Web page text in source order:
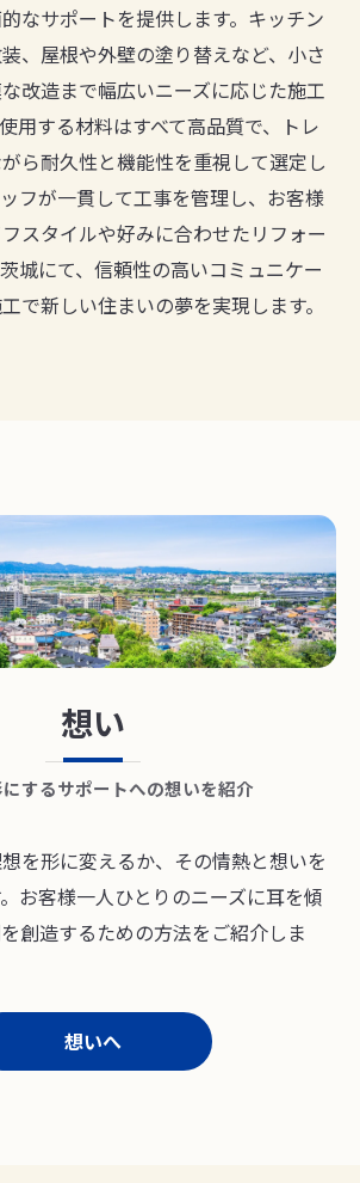
なサポートを提供します。キッチン
、屋根や外壁の塗り替えなど、小さ
改造まで幅広いニーズに応じた施工
用する材料はすべて高品質で、トレ
ら耐久性と機能性を重視して選定し
フが一貫して工事を管理し、お客様
スタイルや好みに合わせたリフォー
城にて、信頼性の高いコミュニケー
で新しい住まいの夢を実現します。
するサポートへの想いを紹介
想い
を形に変えるか、その情熱と想いを
お客様一人ひとりのニーズに耳を傾
創造するための方法をご紹介しま
想いへ